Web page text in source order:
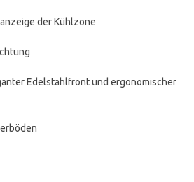
der Kühlzone
Edelstahlfront und ergonomischer